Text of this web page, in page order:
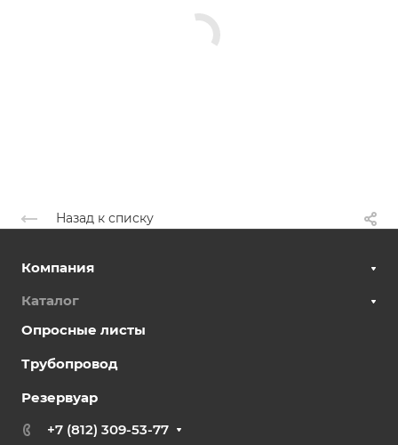
Назад к списку
Компания
Каталог
Опросные листы
Трубопровод
Резервуар
+7 (812) 309-53-77